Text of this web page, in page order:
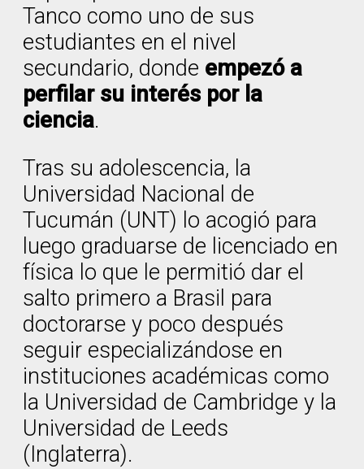
Tanco como uno de sus
estudiantes en el nivel
secundario, donde empezó a
perfilar su interés por la
ciencia.
Tras su adolescencia, la
Universidad Nacional de
Tucumán (UNT) lo acogió para
luego graduarse de licenciado en
física lo que le permitió dar el
salto primero a Brasil para
doctorarse y poco después
seguir especializándose en
instituciones académicas como
la Universidad de Cambridge y la
Universidad de Leeds
(Inglaterra).